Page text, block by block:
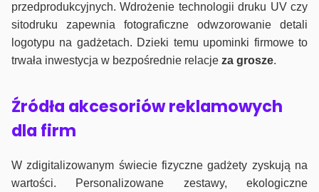
przedprodukcyjnych. Wdrożenie technologii druku UV czy
sitodruku zapewnia fotograficzne odwzorowanie detali
logotypu na gadżetach. Dzieki temu upominki firmowe to
trwała inwestycja w bezpośrednie relacje za grosze.
Źródła akcesoriów reklamowych
dla firm
W zdigitalizowanym świecie fizyczne gadżety zyskują na
wartości. Personalizowane zestawy, ekologiczne